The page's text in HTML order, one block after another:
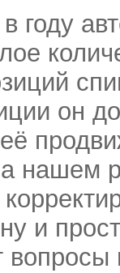
году
он
нашем
и